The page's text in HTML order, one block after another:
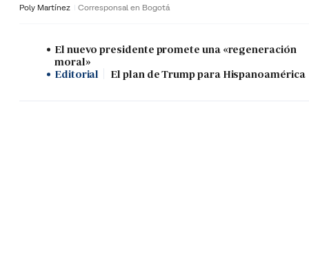
Poly Martínez Corresponsal en Bogotá
El nuevo presidente promete una «regeneración
moral»
Editorial
El plan de Trump para Hispanoamérica